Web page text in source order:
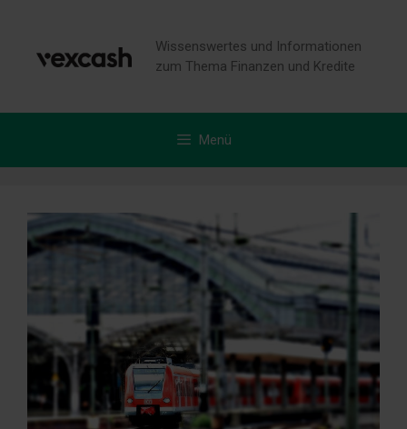
springen
Wissenswertes und Informationen
zum Thema Finanzen und Kredite
Menü